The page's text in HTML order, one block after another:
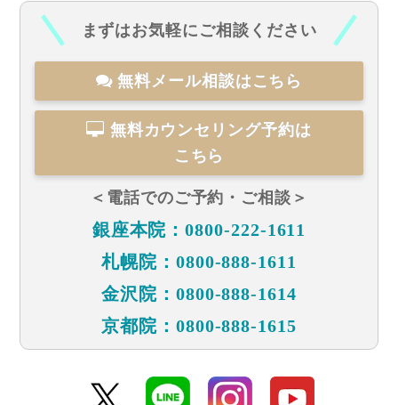
まずはお気軽にご相談ください
無料メール相談はこちら
無料カウンセリング予約は
こちら
＜電話でのご予約・ご相談＞
銀座本院：0800-222-1611
札幌院：0800-888-1611
金沢院：0800-888-1614
京都院：0800-888-1615